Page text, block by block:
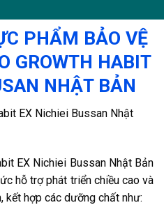
PHẨM BẢO VỆ
GROWTH HABIT
NHẬT BẢN
EX Nichiei Bussan Nhật Bản
hỗ trợ phát triển chiều cao và
kết hợp các dưỡng chất như: